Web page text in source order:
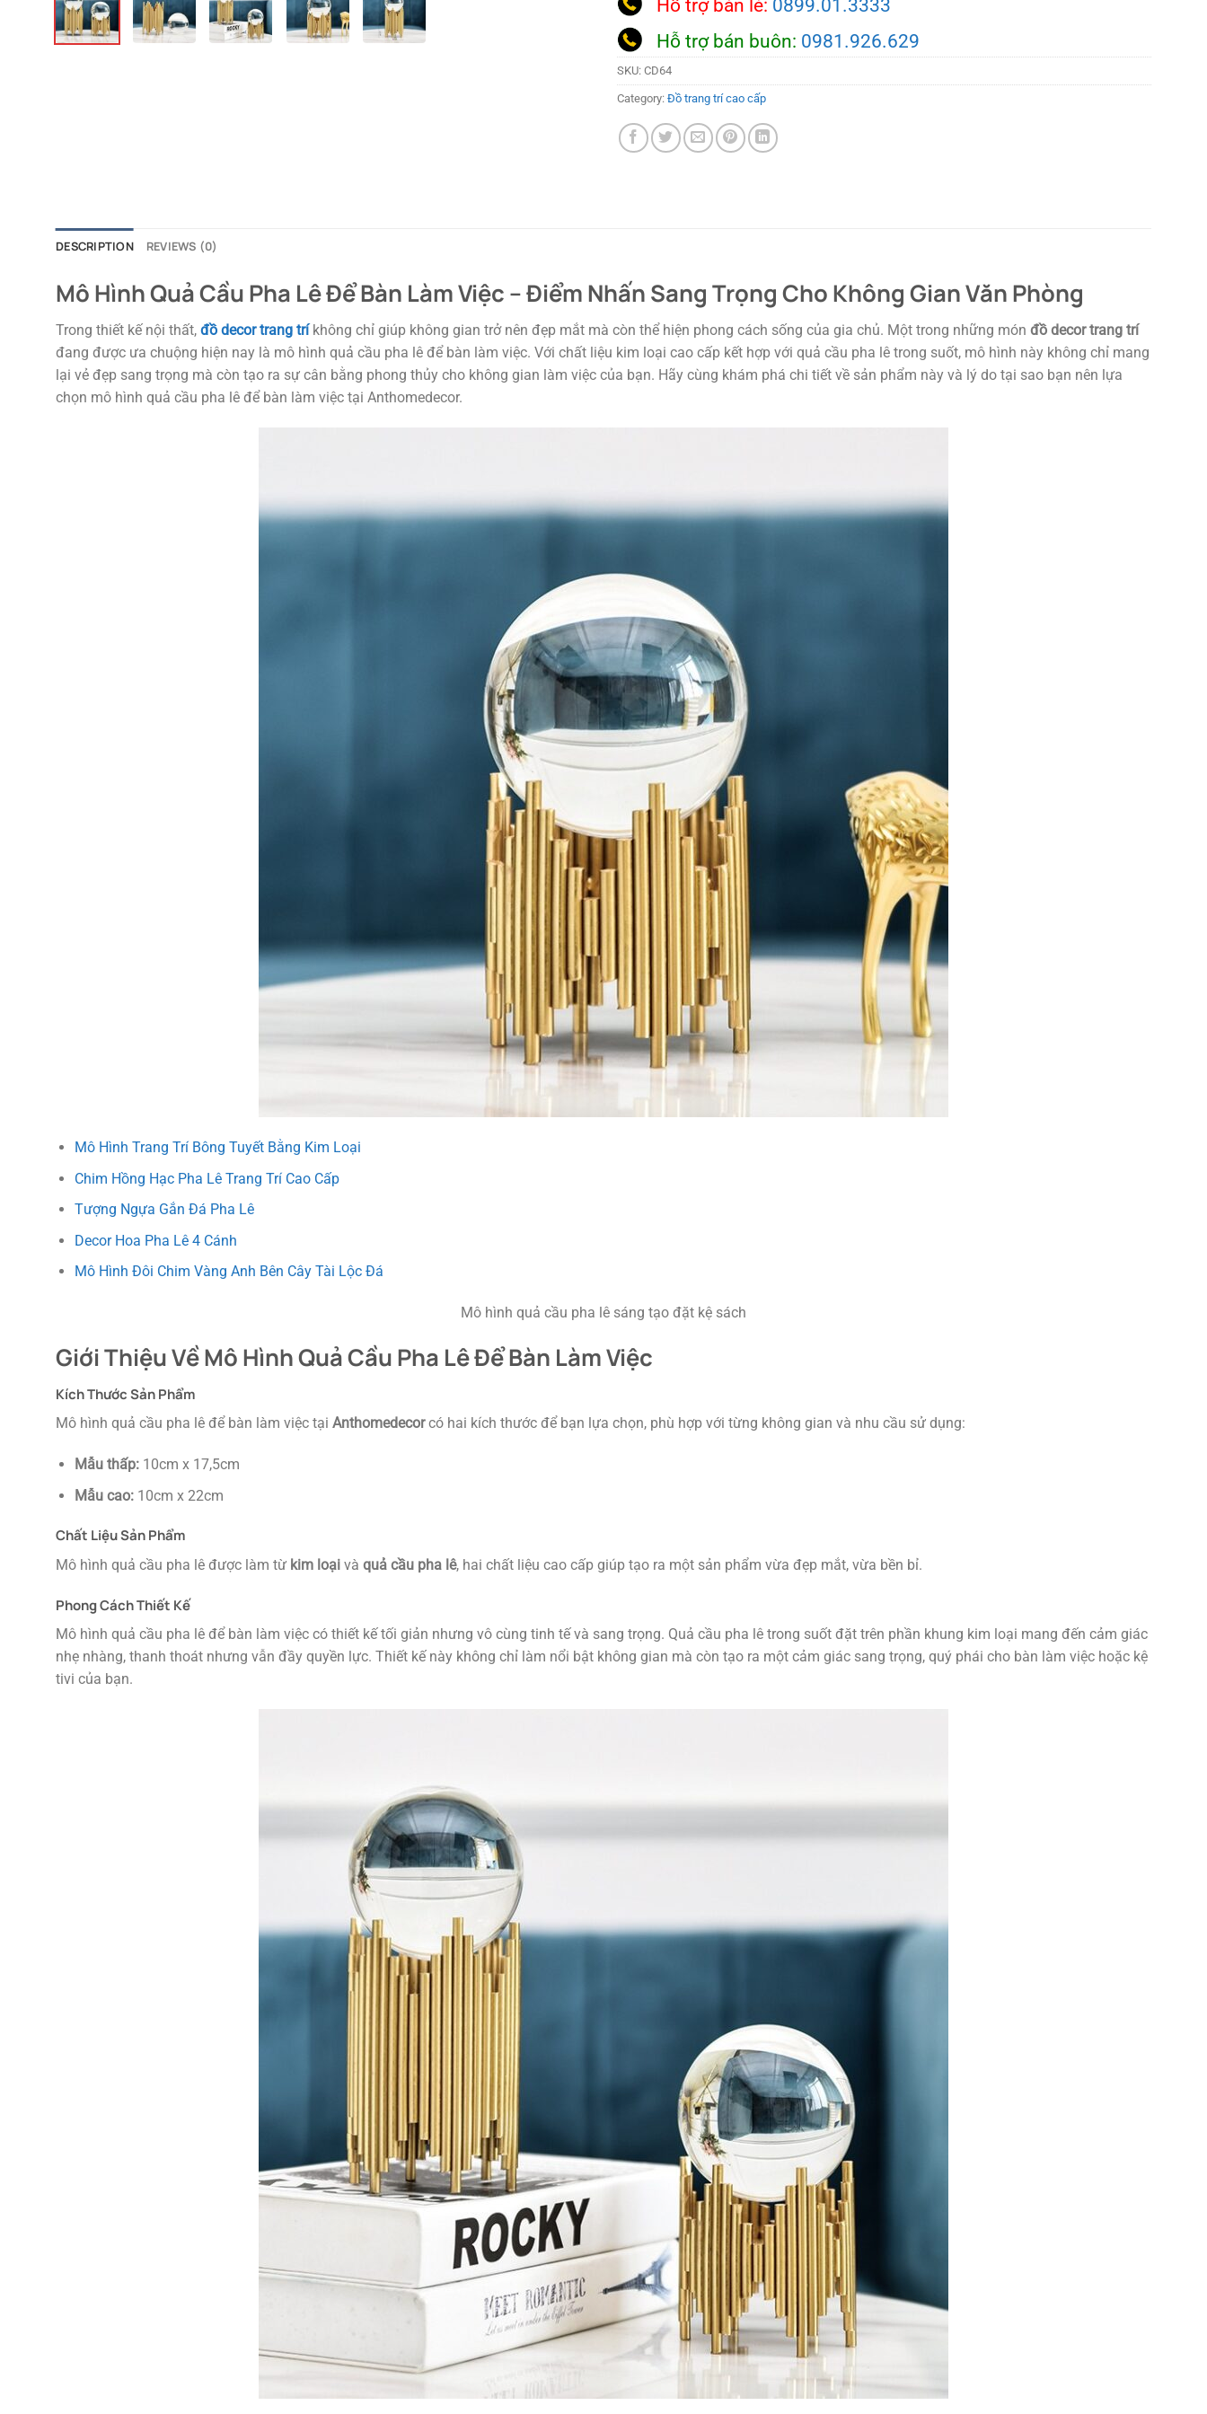
Hỗ trợ bán lẻ: 0899.01.3333
Hỗ trợ bán buôn: 0981.926.629
SKU: CD64
Category: Đồ trang trí cao cấp
DESCRIPTION REVIEWS (0)
Mô Hình Quả Cầu Pha Lê Để Bàn Làm Việc – Điểm Nhấn Sang Trọng Cho Không Gian Văn Phòng
Trong thiết kế nội thất, đồ decor trang tríkhông chỉ giúp không gian trở nên đẹp mắt mà còn thể hiện phong cách sống của gia chủ. Một trong những món đồ decor trang trí
đang được ưa chuộng hiện nay là mô hình quả cầu pha lê để bàn làm việc. Với chất liệu kim loại cao cấp kết hợp với quả cầu pha lê trong suốt, mô hình này không chỉ mang
lại vẻ đẹp sang trọng mà còn tạo ra sự cân bằng phong thủy cho không gian làm việc của bạn. Hãy cùng khám phá chi tiết về sản phẩm này và lý do tại sao bạn nên lựa
chọn mô hình quả cầu pha lê để bàn làm việc tại Anthomedecor.
Mô Hình Trang Trí Bông Tuyết Bằng Kim Loại
Chim Hồng Hạc Pha Lê Trang Trí Cao Cấp
Tượng Ngựa Gắn Đá Pha Lê
Decor Hoa Pha Lê 4 Cánh
Mô Hình Đôi Chim Vàng Anh Bên Cây Tài Lộc Đá
Mô hình quả cầu pha lê sáng tạo đặt kệ sách
Giới Thiệu Về Mô Hình Quả Cầu Pha Lê Để Bàn Làm Việc
Kích Thước Sản Phẩm
Mô hình quả cầu pha lê để bàn làm việc tại Anthomedecorcó hai kích thước để bạn lựa chọn, phù hợp với từng không gian và nhu cầu sử dụng:
Mẫu thấp:10cm x 17,5cm
Mẫu cao:10cm x 22cm
Chất Liệu Sản Phẩm
Mô hình quả cầu pha lê được làm từ kim loại và quả cầu pha lê, hai chất liệu cao cấp giúp tạo ra một sản phẩm vừa đẹp mắt, vừa bền bỉ.
Phong Cách Thiết Kế
Mô hình quả cầu pha lê để bàn làm việc có thiết kế tối giản nhưng vô cùng tinh tế và sang trọng. Quả cầu pha lê trong suốt đặt trên phần khung kim loại mang đến cảm giác
nhẹ nhàng, thanh thoát nhưng vẫn đầy quyền lực. Thiết kế này không chỉ làm nổi bật không gian mà còn tạo ra một cảm giác sang trọng, quý phái cho bàn làm việc hoặc kệ
tivi của bạn.